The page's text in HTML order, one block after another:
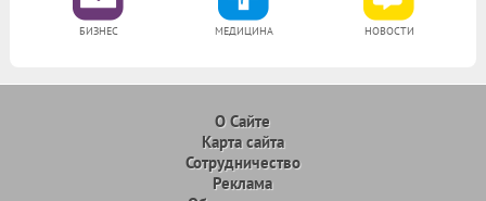
СПРАВОЧНИК РУ.МАРКЕТ УЧЕБА
О Сайте
Карта сайта
Сотрудничество
Реклама